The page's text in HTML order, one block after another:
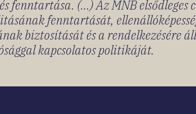
fenntartása. (...) Az MNB elsődleges
fenntartását,
biztosítását és a rendelkezésére
kapcsolatos politikáját.